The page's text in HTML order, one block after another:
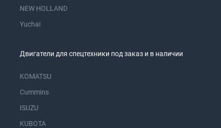
NEW HOLLAND
Yuchai
Двигатели для спецтехники под заказ и в наличии
KOMATSU
Cummins
ISUZU
KUBOTA